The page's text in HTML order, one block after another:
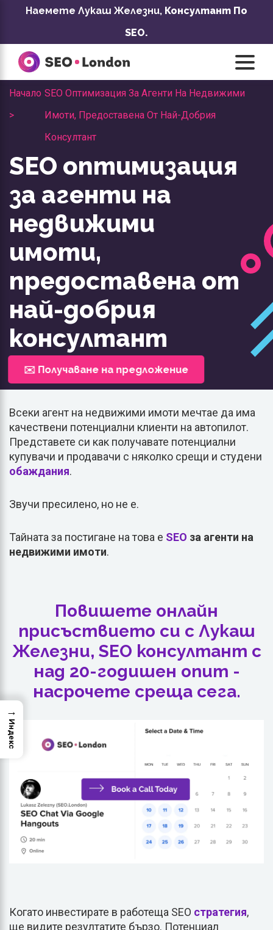
Преминаване
Наемете Лукаш Железни, Консултант По
SEO.
Начало
>
SEO Оптимизация За Агенти На Недвижими
Имоти, Предоставена От Най-Добрия
Консултант
SEO оптимизация
за агенти на
недвижими
имоти,
предоставена от
най-добрия
консултант
✉️ Получаване на предложение
Всеки агент на недвижими имоти мечтае да има
качествени потенциални клиенти на автопилот.
Представете си как получавате потенциални
купувачи и продавачи с няколко срещи и студени
обаждания.
Звучи пресилено, но не е.
Тайната за постигане на това е SEO за агенти на
недвижими имоти.
Повишете онлайн
присъствието си с Лукаш
Железни, SEO консултант с
над 20-годишен опит -
насрочете среща сега.
Когато инвестирате в работеща SEO стратегия,
ще видите резултатите бързо. Потенциал
→
Индекс